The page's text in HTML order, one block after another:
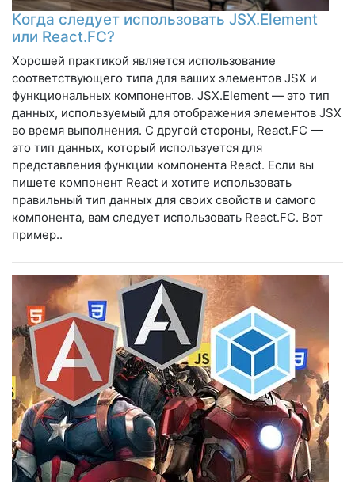
Когда следует использовать JSX.Element
или React.FC?
Хорошей практикой является использование
соответствующего типа для ваших элементов JSX и
функциональных компонентов. JSX.Element — это тип
данных, используемый для отображения элементов JSX
во время выполнения. С другой стороны, React.FC —
это тип данных, который используется для
представления функции компонента React. Если вы
пишете компонент React и хотите использовать
правильный тип данных для своих свойств и самого
компонента, вам следует использовать React.FC. Вот
пример..